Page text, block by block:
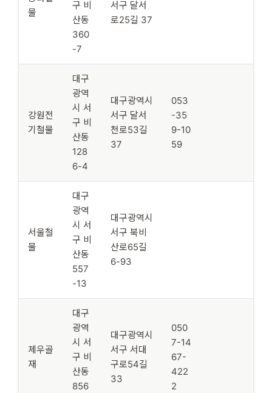
물
구 비
산동
360
-7
서구 달서
로25길 37
강원전
기철물
대구
광역
시 서
구 비
산동
128
6-4
대구광역시
서구 달서
천로53길
37
053
-35
9-10
59
서울철
물
대구
광역
시 서
구 비
산동
557
-13
대구광역시
서구 북비
산로65길
6-93
제우골
재
대구
광역
시 서
구 비
산동
856
대구광역시
서구 서대
구로54길
33
050
7-14
67-
422
2